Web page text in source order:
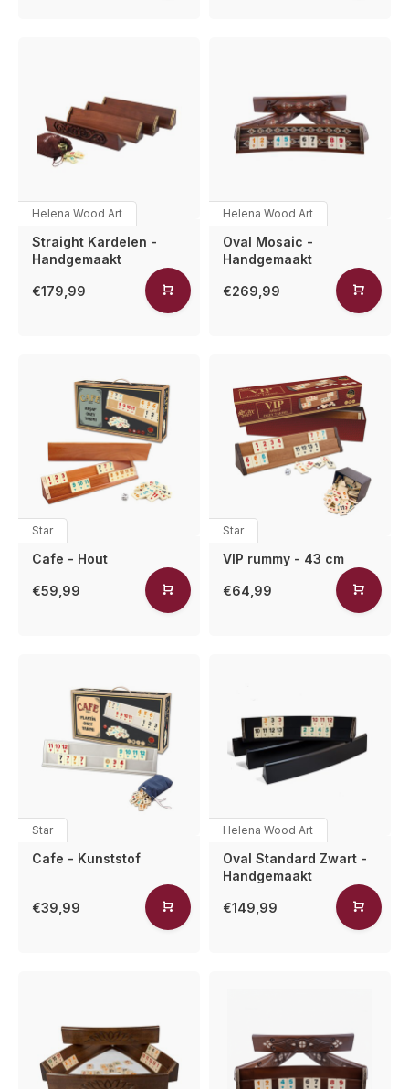
Helena Wood Art
Straight Kardelen -
Handgemaakt
€179,99
Helena Wood Art
Oval Mosaic -
Handgemaakt
€269,99
Star
Cafe - Hout
€59,99
Star
VIP rummy - 43 cm
€64,99
Star
Cafe - Kunststof
€39,99
Helena Wood Art
Oval Standard Zwart -
Handgemaakt
€149,99